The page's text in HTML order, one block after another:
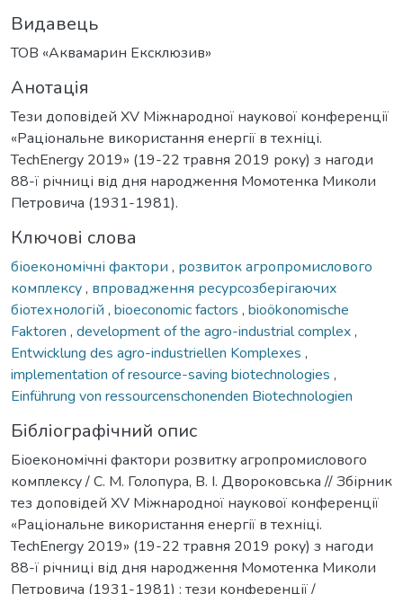
Видавець
ТОВ «Аквамарин Ексклюзив»
Анотація
Тези доповідей XV Міжнародної наукової конференції
«Раціональне використання енергії в техніці.
TechEnergy 2019» (19-22 травня 2019 року) з нагоди
88-ї річниці від дня народження Момотенка Миколи
Петровича (1931-1981).
Ключові слова
біоекономічні фактори , розвиток агропромислового
комплексу, впровадження ресурсозберігаючих
біотехнологій , bioeconomic factors , bioökonomische
Faktoren , development of the agro-industrial complex,
Entwicklung des agro-industriellen Komplexes ,
implementation of resource-saving biotechnologies ,
Einführung von ressourcenschonenden Biotechnologien
Бібліографічний опис
Біоекономічні фактори розвитку агропромислового
комплексу / С. М. Голопура, В. І. Двороковська // Збірник
тез доповідей XV Міжнародної наукової конференції
«Раціональне використання енергії в техніці.
TechEnergy 2019» (19-22 травня 2019 року) з нагоди
88-ї річниці від дня народження Момотенка Миколи
Петровича (1931-1981) : тези конференції /